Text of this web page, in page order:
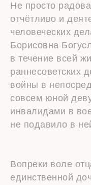
Не просто
отчётливо и
человеческих
Борисовна
в течение всей
раннесоветских
войны в
совсем юной
инвалидами в
не подавило в
Вопреки воле
единственной